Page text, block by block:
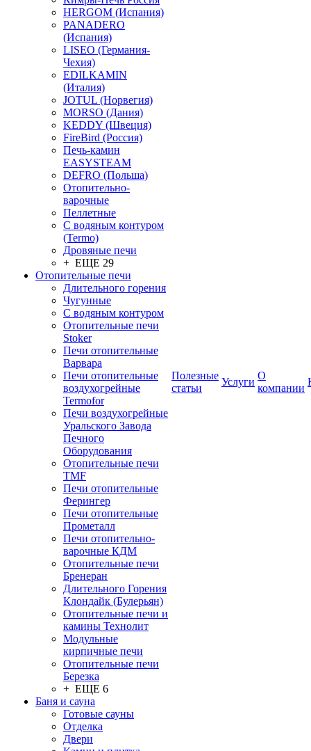
HERGOM (Испания)
PANADERO
(Испания)
LISEO (Германия-
Чехия)
EDILKAMIN
(Италия)
JOTUL (Норвегия)
MORSO (Дания)
KEDDY (Швеция)
FireBird (Россия)
Печь-камин
EASYSTEAM
DEFRO (Польша)
Отопительно-
варочные
Пеллетные
С водяным контуром
(Termo)
Дровяные печи
+ ЕЩЕ 29
Отопительные печи
Длительного горения
Чугунные
C водяным контуром
Отопительные печи
Stoker
Печи отопительные
Варвара
Печи отопительные
воздухогрейные
Termofor
Печи воздухогрейные
Уральского Завода
Печного
Оборудования
Отопительные печи
TMF
Печи отопительные
Ферингер
Печи отопительные
Прометалл
Печи отопительно-
варочные КДМ
Отопительные печи
Бренеран
Длительного Горения
Клондайк (Булерьян)
Отопительные печи и
камины Технолит
Модульные
кирпичные печи
Отопительные печи
Березка
+ ЕЩЕ 6
Баня и сауна
Готовые сауны
Отделка
Двери
Полезные
статьи
Услуги
О
компании